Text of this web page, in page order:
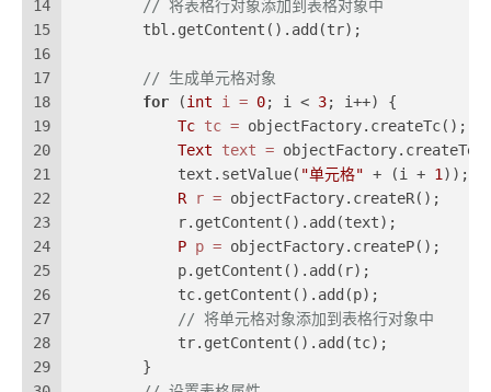
14
15
16
17
18
19
20
21
22
23
24
25
26
27
28
29
// 将表格行对象添加到表格对象中
        tbl.getContent().add(tr);
// 生成单元格对象
for (int i = 0; i < 3; i++) {
Tc tc = objectFactory.createTc();
Text
text =
            text.setValue(
"单元格" + (i + 1 ));
R
r = objectFactory.createR();
            r.getContent().add(text);
P p = objectFactory.createP();
            p.getContent().add(r);
            tc.getContent().add(p);
// 将单元格对象添加到表格行对象中
            tr.getContent().add(tc);
        }